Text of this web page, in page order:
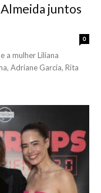
juntos
0
a mulher Liliana
Adriane Garcia, Rita